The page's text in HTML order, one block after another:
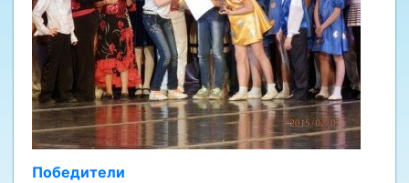
Победители